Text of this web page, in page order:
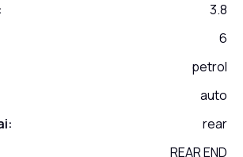
3.8
6
petrol
auto
rear
REAR END